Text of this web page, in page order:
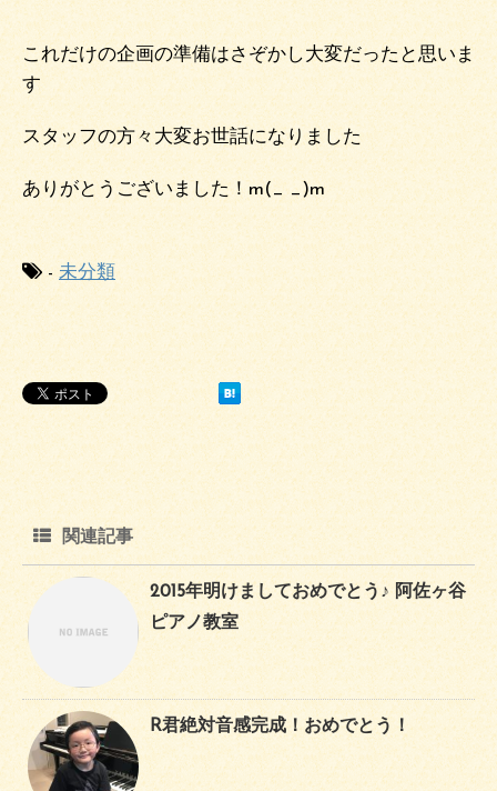
これだけの企画の準備はさぞかし大変だったと思いま
す
スタッフの方々大変お世話になりました
ありがとうございました！m(_ _)m
- 未分類
関連記事
2015年明けましておめでとう♪ 阿佐ヶ谷
ピアノ教室
R君絶対音感完成！おめでとう！